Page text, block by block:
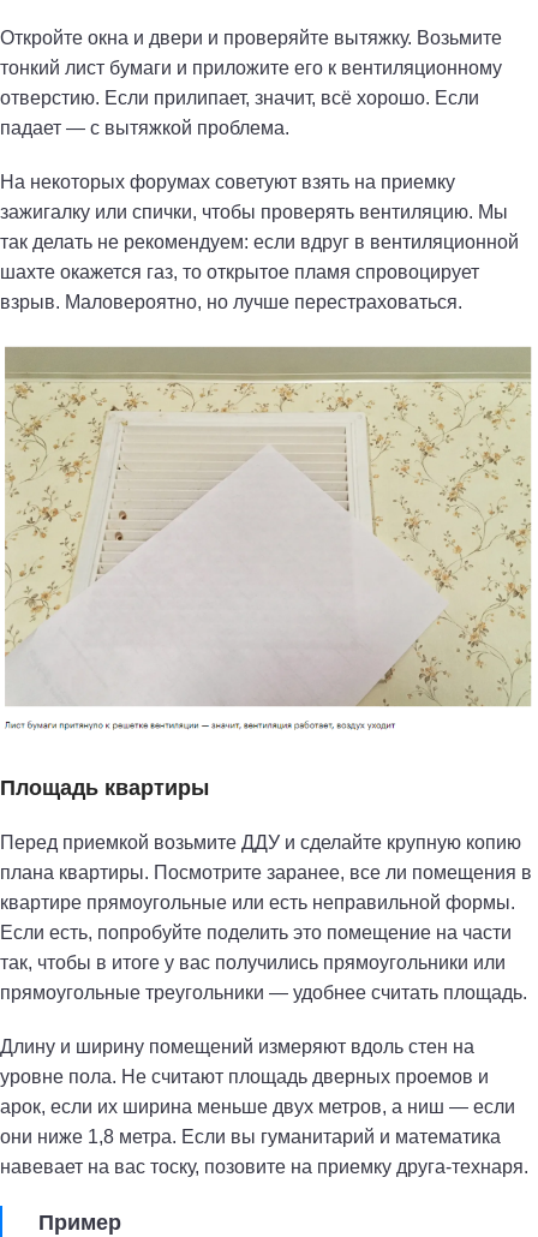
Откройте окна и двери и проверяйте вытяжку. Возьмите
тонкий лист бумаги и приложите его к вентиляционному
отверстию. Если прилипает, значит, всё хорошо. Если
падает — с вытяжкой проблема.
На некоторых форумах советуют взять на приемку
зажигалку или спички, чтобы проверять вентиляцию. Мы
так делать не рекомендуем: если вдруг в вентиляционной
шахте окажется газ, то открытое пламя спровоцирует
взрыв. Маловероятно, но лучше перестраховаться.
Площадь квартиры
Перед приемкой возьмите ДДУ и сделайте крупную копию
плана квартиры. Посмотрите заранее, все ли помещения в
квартире прямоугольные или есть неправильной формы.
Если есть, попробуйте поделить это помещение на части
так, чтобы в итоге у вас получились прямоугольники или
прямоугольные треугольники — удобнее считать площадь.
Длину и ширину помещений измеряют вдоль стен на
уровне пола. Не считают площадь дверных проемов и
арок, если их ширина меньше двух метров, а ниш — если
они ниже 1,8 метра. Если вы гуманитарий и математика
навевает на вас тоску, позовите на приемку друга-технаря.
Пример